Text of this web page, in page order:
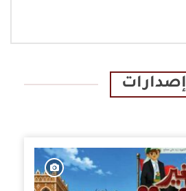
إصدارات